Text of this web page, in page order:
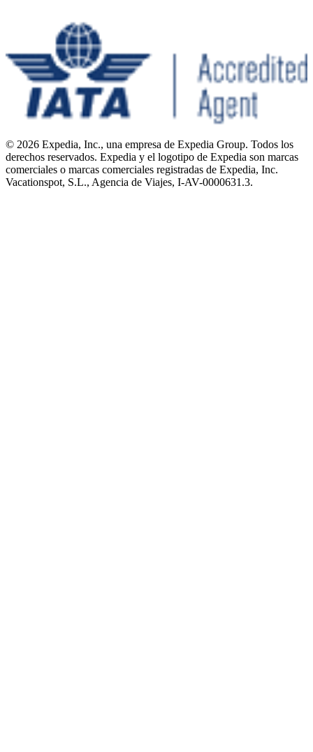
© 2026 Expedia, Inc., una empresa de Expedia Group. Todos los
derechos reservados. Expedia y el logotipo de Expedia son marcas
comerciales o marcas comerciales registradas de Expedia, Inc.
Vacationspot, S.L., Agencia de Viajes, I-AV-0000631.3.